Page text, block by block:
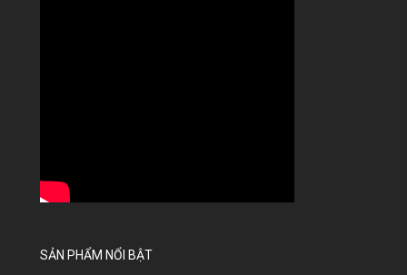
SẢN PHẨM NỔI BẬT